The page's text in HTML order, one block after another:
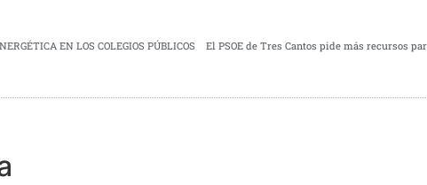
EN LOS COLEGIOS PÚBLICOS